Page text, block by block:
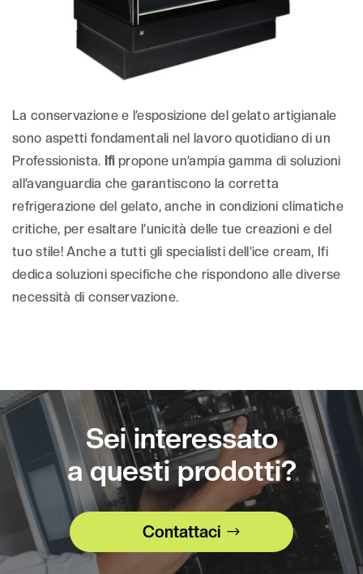
La conservazione e l’esposizione del gelato artigianale
sono aspetti fondamentali nel lavoro quotidiano di un
Professionista. Ifipropone un’ampia gamma di soluzioni
all’avanguardia che garantiscono la corretta
refrigerazione del gelato, anche in condizioni climatiche
critiche, per esaltare l’unicità delle tue creazioni e del
tuo stile! Anche a tutti gli specialisti dell’ice cream, Ifi
dedica soluzioni specifiche che rispondono alle diverse
necessità di conservazione.
Sei interessato
a questi prodotti?
Contattaci